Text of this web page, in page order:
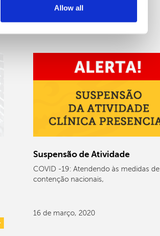
Allow all
Suspensão de Atividade
COVID -19: Atendendo às medidas de
contenção nacionais,
16 de março, 2020